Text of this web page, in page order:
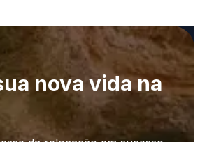
nova vida na